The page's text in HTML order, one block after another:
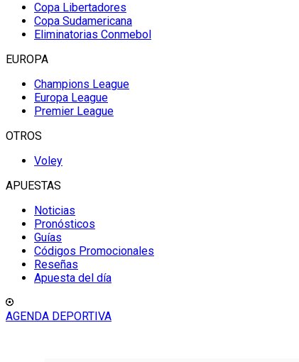
Copa Libertadores
Copa Sudamericana
Eliminatorias Conmebol
EUROPA
Champions League
Europa League
Premier League
OTROS
Voley
APUESTAS
Noticias
Pronósticos
Guías
Códigos Promocionales
Reseñas
Apuesta del día
AGENDA DEPORTIVA